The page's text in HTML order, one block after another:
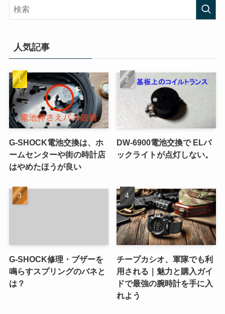
人気記事
G-SHOCK電池交換は、ホ
ームセンターや街の時計店
はやめたほうが良い
DW-6900電池交換で ELバ
ックライトが点灯しない。
G-SHOCK修理・ブザーを
鳴らすスプリングのバネと
は？
チープカシオ、軍隊でも利
用される｜魅力と購入ガイ
ドで最強の腕時計を手に入
れよう